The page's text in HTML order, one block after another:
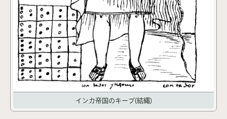
インカ帝国のキープ(結縄)